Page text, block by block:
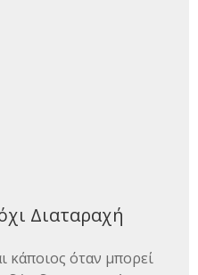
Διαταραχή
κάποιος όταν μπορεί